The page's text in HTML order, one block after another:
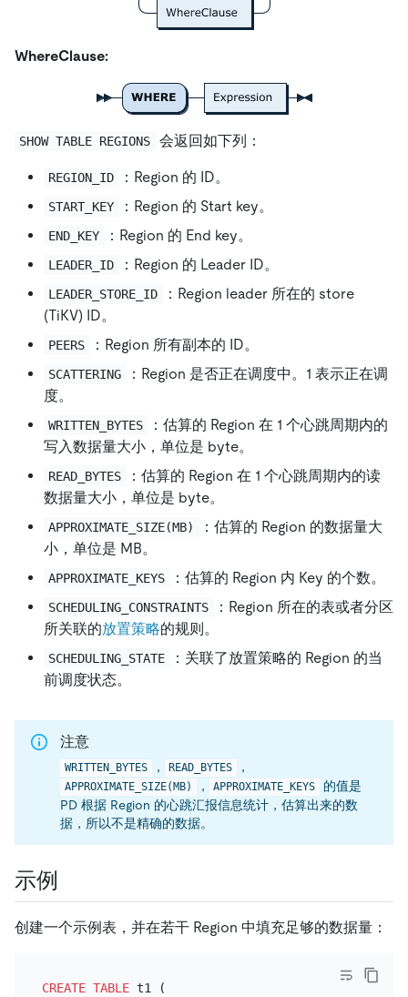
WhereClause:
SHOW TABLE REGIONS 会返回如下列：
REGION_ID ：Region 的 ID。
START_KEY ：Region 的 Start key。
END_KEY ：Region 的 End key。
LEADER_ID ：Region 的 Leader ID。
LEADER_STORE_ID
：Region leader 所在的 store
(TiKV) ID。
PEERS ：Region 所有副本的 ID。
SCATTERING
：Region 是否正在调度中。1 表示正在调
度。
WRITTEN_BYTES
：估算的 Region 在 1 个心跳周期内的
写入数据量大小，单位是 byte。
READ_BYTES
：估算的 Region 在 1 个心跳周期内的读
数据量大小，单位是 byte。
APPROXIMATE_SIZE(MB)
：估算的 Region 的数据量大
小，单位是 MB。
APPROXIMATE_KEYS ：估算的 Region 内 Key 的个数。
SCHEDULING_CONSTRAINTS
：Region 所在的表或者分区
所关联的放置策略的规则。
SCHEDULING_STATE
：关联了放置策略的 Region 的当
前调度状态。
注意
WRITTEN_BYTES ， READ_BYTES ，
APPROXIMATE_SIZE(MB) ， APPROXIMATE_KEYS
的值是
PD 根据 Region 的心跳汇报信息统计，估算出来的数
据，所以不是精确的数据。
示例
创建一个示例表，并在若干 Region 中填充足够的数据量：
CREATE TABLE t1 (